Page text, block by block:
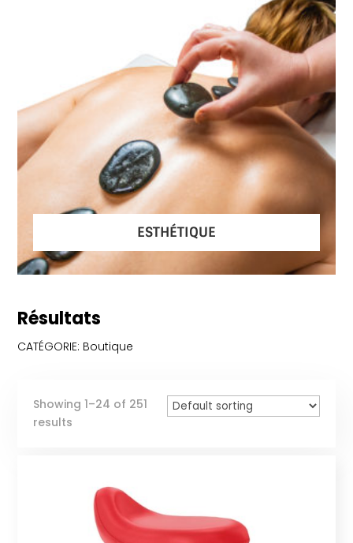
ESTHÉTIQUE
Résultats
CATÉGORIE: Boutique
Showing 1–24 of 251
results